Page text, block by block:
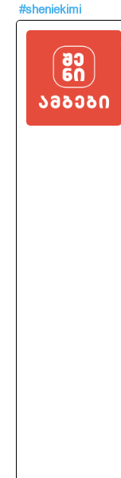
#sheniekimi